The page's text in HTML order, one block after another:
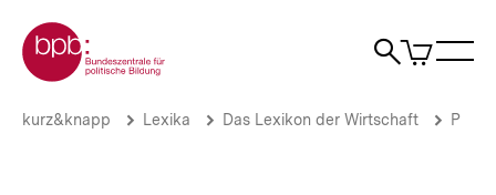
zum
Seiteninhalt
springen
Zur Startseite der bpb
Suche
Artikel
im
Politikberatung
Brotkrümelnavigation
Pfadnavigation
kurz&knapp Lexika Das Lexikon der Wirtschaft P